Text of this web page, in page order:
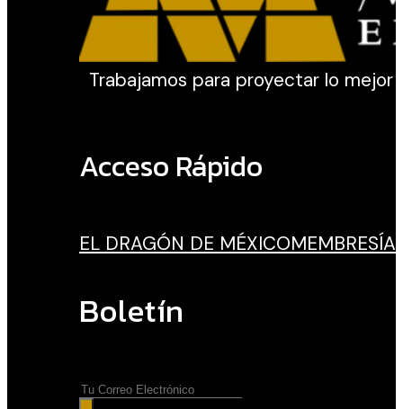
Trabajamos para proyectar lo
Acceso Rápido
EL DRAGÓN DE MÉXICO
Boletín